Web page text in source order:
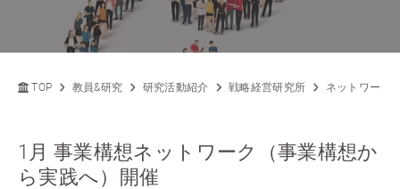
TOP 教員&研究 研究活動紹介 戦略経営研究所 ネットワーク
1月 事業構想ネットワーク（事業構想か
ら実践へ）開催